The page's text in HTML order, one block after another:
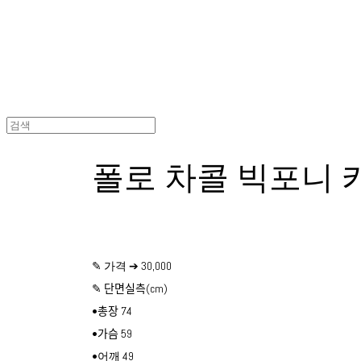
폴로 차콜 빅포니
✎ 가격 ➔ 30,000
✎ 단면실측(cm)
•총장 74
•가슴 59
•어깨 49